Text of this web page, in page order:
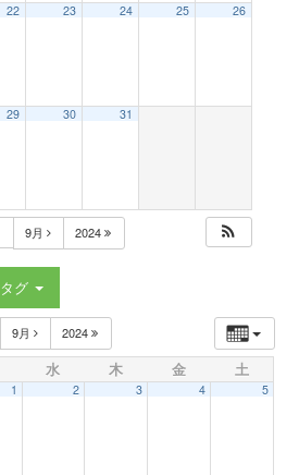
t
i
22 23 24 25 26
29 30 31
9月 2024
タグ
9月 2024
水 木 金 土
1 2 3 4 5